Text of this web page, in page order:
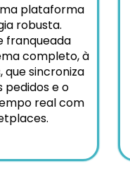
plataforma
robusta.
franqueada
completo, à
que sincroniza
pedidos e o
real com